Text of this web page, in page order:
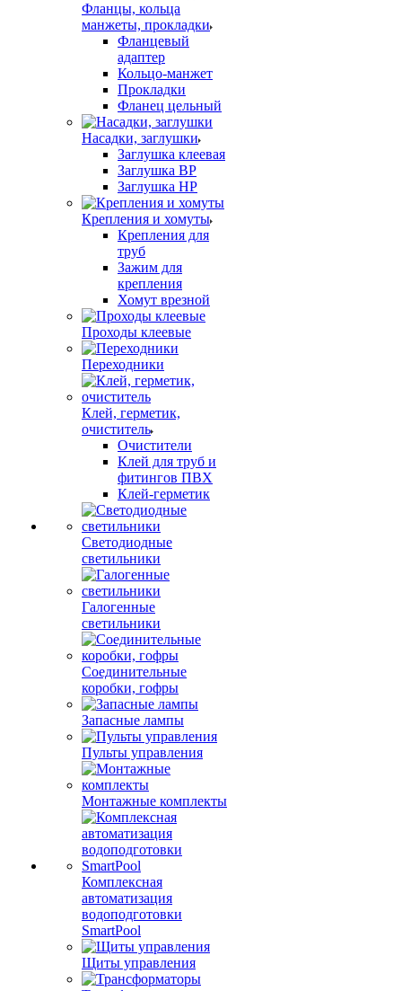
Фланцы, кольца
манжеты, прокладки
Фланцевый
адаптер
Кольцо-манжет
Прокладки
Фланец цельный
Насадки, заглушки
Заглушка клеевая
Заглушка ВР
Заглушка НР
Крепления и хомуты
Крепления для
труб
Зажим для
крепления
Хомут врезной
Проходы клеевые
Переходники
Клей, герметик,
очиститель
Очистители
Клей для труб и
фитингов ПВХ
Клей-герметик
Светодиодные
светильники
Галогенные
светильники
Соединительные
коробки, гофры
Запасные лампы
Пульты управления
Монтажные комплекты
Комплексная
автоматизация
водоподготовки
SmartPool
Щиты управления